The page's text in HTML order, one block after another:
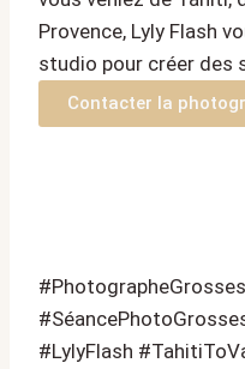
Provence, Lyly Flash
studio pour créer des
Contacter la
#LylyFlash